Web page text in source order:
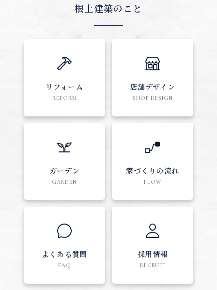
根上建築のこと
リフォーム
REFORM
店舗デザイン
SHOP DESIGN
ガーデン
GARDEN
家づくりの流れ
FLOW
よくある質問
FAQ
採用情報
RECRUIT